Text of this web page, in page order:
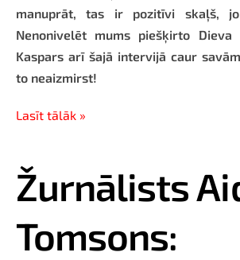
manuprāt, tas ir pozitīvi skaļš, jo
Nenonivelēt mums piešķirto
Kaspars arī šajā intervijā caur
to neaizmirst!
Lasīt tālāk »
Žurnālists
Tomsons: